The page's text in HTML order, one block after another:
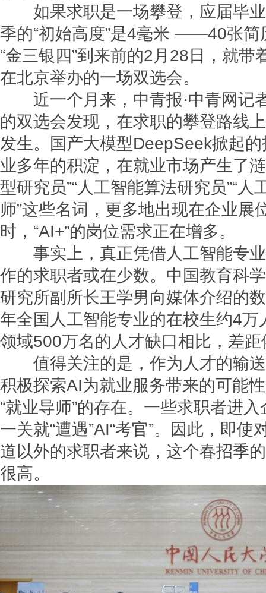
如果求职是一场攀登，应届毕业
季的“初始高度”是4毫米 ——40张简
“金三银四”到来前的2月28日，就带
在北京举办的一场双选会。
近一个月来，中青报·中青网记
的双选会发现，在求职的攀登路线
发生。国产大模型DeepSeek掀起
业多年的积淀，在就业市场产生了
型研究员”“人工智能算法研究员”“人
师”这些名词，更多地出现在企业展
时，“AI+”的岗位需求正在增多。
事实上，真正凭借人工智能专业
作的求职者或在少数。中国教育科
研究所副所长王学男向媒体介绍的
年全国人工智能专业的在校生约4万
领域500万名的人才缺口相比，差
值得关注的是，作为人才的输送
积极探索AI为就业服务带来的可能
“就业导师”的存在。一些求职者进
一关就“遭遇”AI“考官”。因此，即使
道以外的求职者来说，这个春招季
很高。